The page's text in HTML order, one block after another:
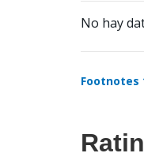
No hay
Footnotes